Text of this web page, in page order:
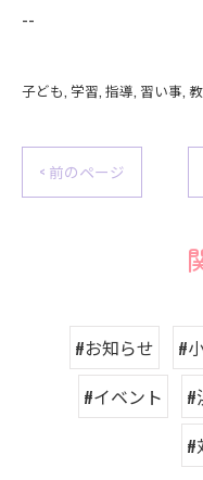
--
子ども 学習 指導 習い事
< 前のページ
#お知らせ #
#イベント
#
#